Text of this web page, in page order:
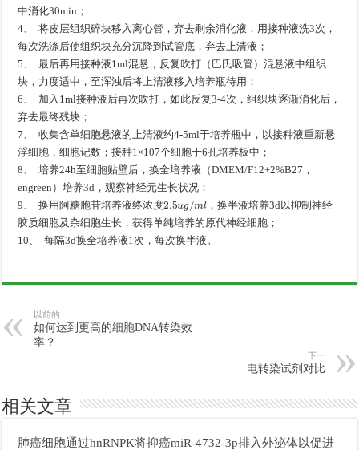
中消化30min；
4、 将皮层组织碎块移入离心管，弃去剩余消化液，用接种液洗3次，
每次洗涤后使组织块充分沉降到试管底，弃去上清液；
5、 最后再用接种液1ml混悬，反复吹打（巴氏吸管）混悬液中组织
块，力度适中，至浑浊后将上清液移入培养瓶待用；
6、 加入1ml接种液后再次吹打，如此反复3-4次，组织块逐渐消化后，
弃去最终残块；
7、 收集含单细胞悬液的上清液约4-5ml于培养瓶中，以接种液重新悬
浮细胞，细胞记数；接种1×107个细胞于6孔培养板中；
8、 培养24h至细胞贴壁后，换全培养液（DMEM/F12+2%B27，
engreen）培养3d，观察神经元生长状况；
9、 换用阿糖胞苷培养液终 浓 度2.5 m ， 换半液 培养3d以抑制神经
胶质细胞及杂细胞生长，获得单纯培养的原代神经细胞；
10、 每隔3d换全培养液1次，每次换半液。
以前的
如何达到更高的细胞DNA转染效
率？
下一
电转染试剂对比
相关文章
肺癌细胞通过hnRNPK将抑癌miR-4732-3p排入外泌体以促进